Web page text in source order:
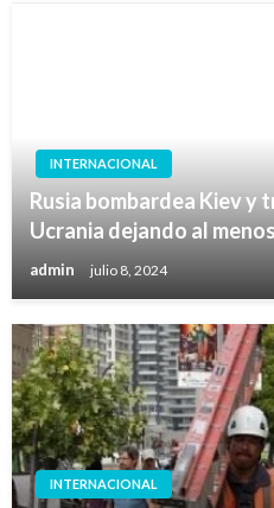
INTERNACIONAL
Rusia bombardea Kiev y
Ucrania dejando al
admin julio 8, 2024
INTERNACIONAL